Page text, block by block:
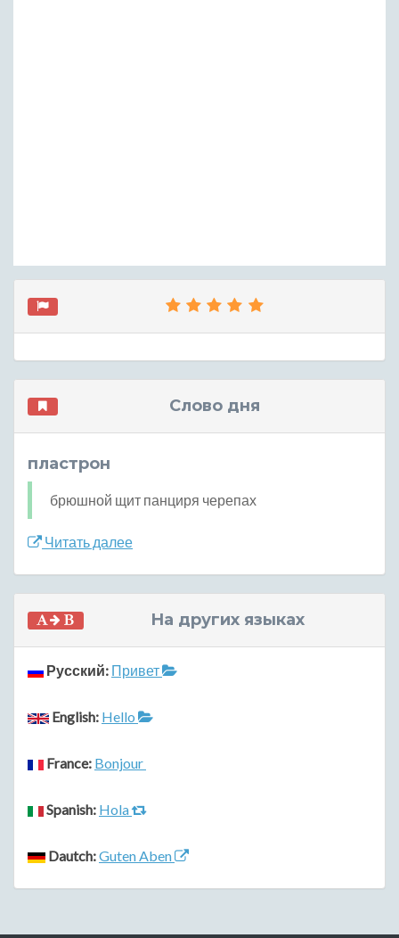
Слово дня
пластрон
брюшной щит панциря черепах
Читать далее
На других языках
Русский: Привет
English: Hello
France: Bonjour
Spanish: Hola
Dautch:Guten Aben